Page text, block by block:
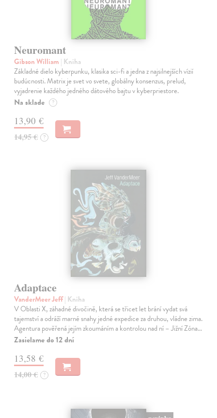
Neuromant
Gibson William | Kniha
Základné dielo kyberpunku, klasika sci-fi a jedna z najsilnejších vízií
budúcnosti. Matrix je svet vo svete, globálny konsenzus, prelud,
vyjadrenie každého jedného dátového bajtu v kyberpriestore.
Na sklade ?
13,90 €
14,95 € ?
Adaptace
VanderMeer Jeff| Kniha
V Oblasti X, záhadné divočině, která se třicet let brání vydat svá
tajemství a odráží marné snahy jedné expedice za druhou, vládne zima.
Agentura pověřená jejím zkoumáním a kontrolou nad ní – Jižní Zóna…
Zasielame do 12 dní
13,58 €
14,00 € ?